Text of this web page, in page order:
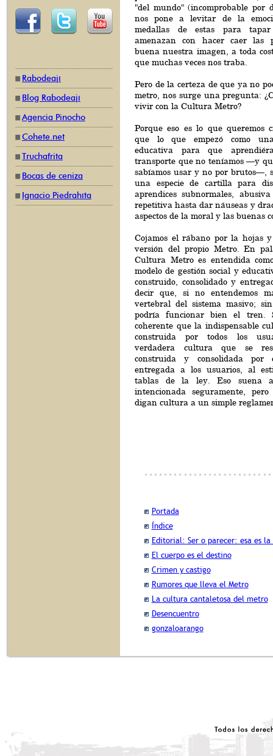
Rabodeají
Blog Rabodeají
Agencia Pinocho
Cohete.net
Truchafrita
Bocas de ceniza
Ignacio Piedrahíta
"del mundo" (incomprobable por
nos pone a levitar de la
medallas de estas para
amenazan con hacer caer las
buena nuestra imagen, a toda
que muchas veces nos traba.
Pero de la certeza de que ya no
metro, nos surge una pregunta:
vivir con la Cultura Metro?
Porque eso es lo que queremos
que lo que empezó como
educativa para que
transporte que no teníamos —y
sabíamos usar y no por brutos—,
una especie de cartilla para
aprendices subnormales,
repetitiva hasta dar náuseas y
aspectos de la moral y las buenas
Cojamos el rábano por la hojas
versión del propio Metro. En
Cultura Metro es entendida
modelo de gestión social y
construido, consolidado y
decir que, si no entendemos
vertebral del sistema masivo;
podría funcionar bien el tren.
coherente que la indispensable
construida por todos los
verdadera cultura que se
construida y consolidada
entregada a los usuarios, al
tablas de la ley. Eso suena a
intencionada seguramente,
digan cultura a un simple
Portada
Índice
Editorial: Ser o parecer: esa es la
El cuerpo es el destino
Crimen y castigo
Rumores que lleva el Metro
La cultura cantaletosa del metro
Desencuentro
gonzaloarango